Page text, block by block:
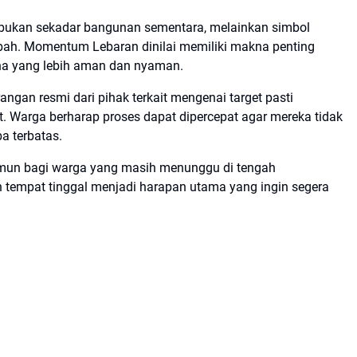
sekadar bangunan sementara, melainkan simbol
Momentum Lebaran dinilai memiliki makna penting
yang lebih aman dan nyaman.
resmi dari pihak terkait mengenai target pasti
berharap proses dapat dipercepat agar mereka tidak
terbatas.
bagi warga yang masih menunggu di tengah
tinggal menjadi harapan utama yang ingin segera